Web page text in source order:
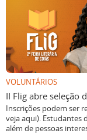
VOLUNTÁRIOS
II Flig abre seleção
Inscrições podem ser
veja aqui). Estudantes
além de pessoas